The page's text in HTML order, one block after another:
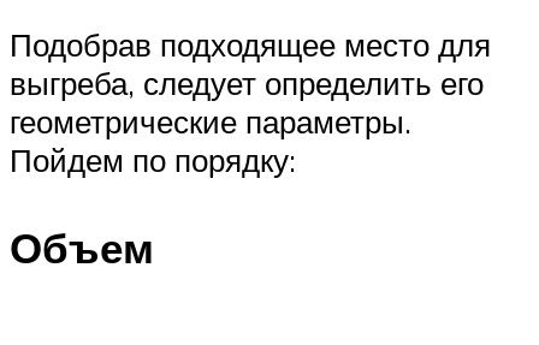
Подобрав подходящее место для
выгреба, следует определить его
геометрические параметры.
Пойдем по порядку:
Объем